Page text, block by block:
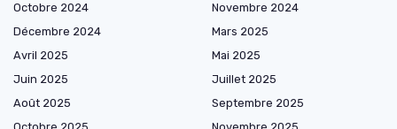
Octobre 2024
Novembre 2024
Décembre 2024
Mars 2025
Avril 2025
Mai 2025
Juin 2025
Juillet 2025
Août 2025
Septembre 2025